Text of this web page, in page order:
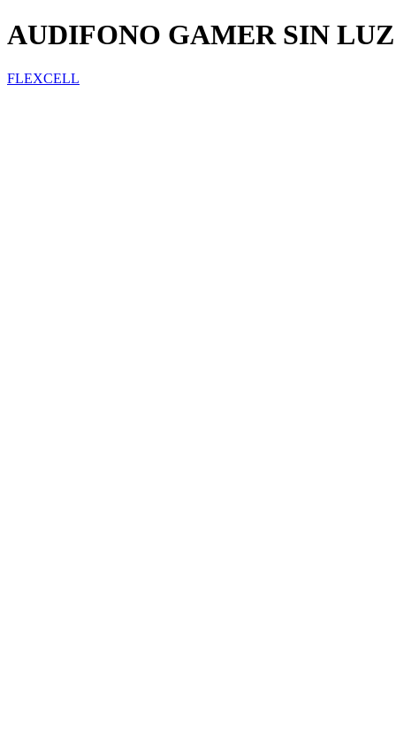
AUDIFONO GAMER SIN LUZ
FLEXCELL